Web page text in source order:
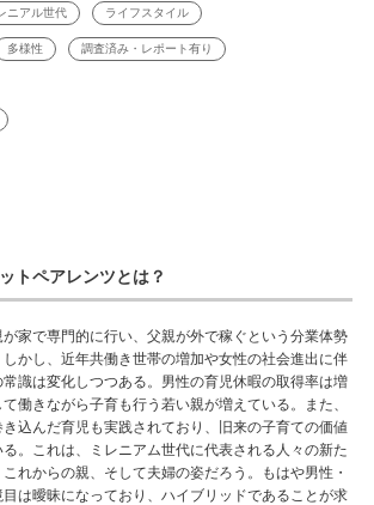
ニアル世代 ライフスタイル
多様性 調査済み・レポート有り
トペアレンツとは？
家で専門的に行い、父親が外で稼ぐという分業体勢
かし、近年共働き世帯の増加や女性の社会進出に伴
識は変化しつつある。男性の育児休暇の取得率は増
働きながら子育も行う若い親が増えている。また、
込んだ育児も実践されており、旧来の子育ての価値
。これは、ミレニアム世代に代表される人々の新た
れからの親、そして夫婦の姿だろう。もはや男性・
は曖昧になっており、ハイブリッドであることが求